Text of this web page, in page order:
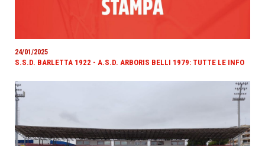
24/01/2025
S.S.D. BARLETTA 1922 - A.S.D. ARBORIS BELLI 1979: TUTTE LE INFO